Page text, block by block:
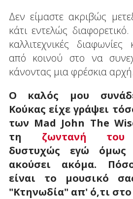
Δεν είμαστε ακριβώς
κάτι εντελώς
καλλιτεχνικές
από κοινού στο να
κάνοντας μια φρέσκια αρχή.
Ο καλός μου
Κούκας είχε γράψει
των Mad John The
τη ζωντανή του
δυστυχώς εγώ
ακούσει ακόμα.
είναι το μουσικό
"Κτηνωδία" απ' ό,τι